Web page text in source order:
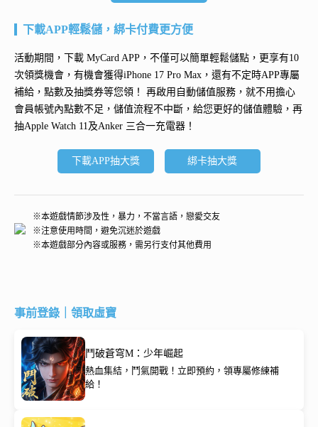
下載APP輕鬆儲，綁卡付費更方便
活動期間，下載 MyCard APP，不僅可以簡單輕鬆儲點，更享有10
次領獎機會，有機會獲得iPhone 17 Pro Max ，還有不定時APP專屬
補給，點數及抽獎券等您領！ 再啟用自動儲值服務 ，就不用擔心
會員帳號內點數不足，儲值流程不中斷，給您更好的儲值體驗，再
抽Apple Watch 11及Anker 三合一充電器 ！
下載APP抽大獎 綁卡抽大獎
※本遊戲情節涉及性，暴力，不當言語，戀愛交友
※注意使用時間，避免沉迷於遊戲
※本遊戲部分內容或服務，需另行支付其他費用
事前登錄｜領取虛寶
鬥破蒼穹M：少年崛起
熱血集結，鬥氣開戰！立即預約，領專屬修練補
給！